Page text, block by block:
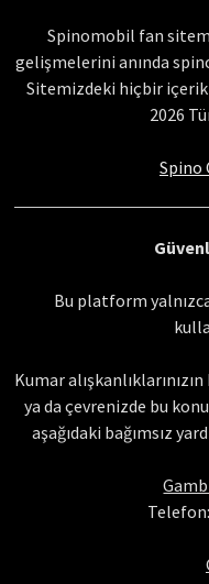
Spinomobil fan
gelişmelerini anında
Sitemizdeki hiçbir
2026
Spino
Bu platform
Kumar
ya da çevrenizde bu
aşağıdaki bağımsız